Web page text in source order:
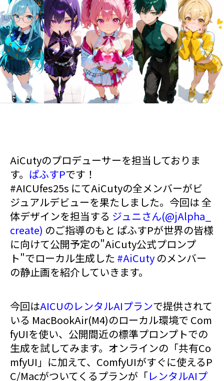
AiCutyのプロデューサーを担当しておりま
す。 ぱふすPです！
#AICUfes25s にてAiCutyの全メンバーがビ
ジュアルデビューを果たしました。今回は 全
体デザインを担当する ジュニさん(@jAlpha_
create) のご指導のもと ぱふすPが世界の皆様
に向けて公開予定の"AiCuty公式プロンプ
ト"でローカル生成した #AiCuty のメンバー
の静止画を紹介していきます。
今回はAICUのレンタルAIプランで提供されて
いる MacBookAir(M4)のローカル環境で Com
fyUIを使い、公開間近の標準プロンプトでの
生成を試してみます。オンラインの「共有Co
mfyUI」に加えて、ComfyUIがすぐに使えるP
C/Macがついてくるプランが「レンタルAIプ